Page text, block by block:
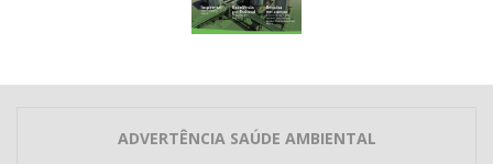
ADVERTÊNCIA SAÚDE AMBIENTAL